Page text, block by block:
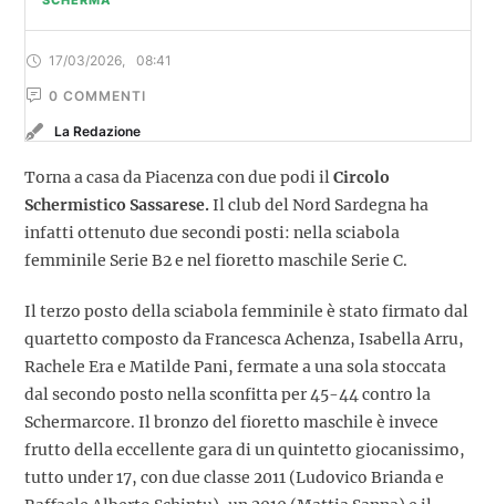
17/03/2026 08:41
0 COMMENTI
La Redazione
Torna a casa da Piacenza con due podi ilCircolo
Schermistico Sassarese.Il club del Nord Sardegna ha
infatti ottenuto due secondi posti: nella sciabola
femminile Serie B2 e nel fioretto maschile Serie C.
Il terzo posto della sciabola femminile è stato firmato dal
quartetto composto da Francesca Achenza, Isabella Arru,
Rachele Era e Matilde Pani, fermate a una sola stoccata
dal secondo posto nella sconfitta per 45-44 contro la
Schermarcore. Il bronzo del fioretto maschile è invece
frutto della eccellente gara di un quintetto giocanissimo,
tutto under 17, con due classe 2011 (Ludovico Brianda e